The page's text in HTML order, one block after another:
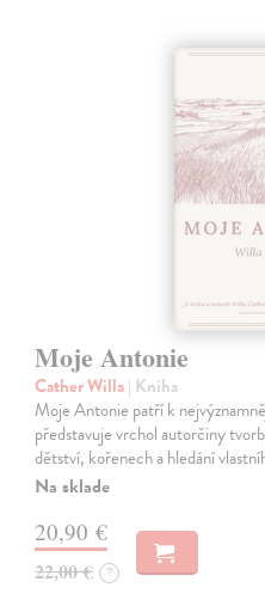
Moje Antonie
Cather Willa| Kniha
Moje Antonie patří k
představuje vrchol autorčiny
dětství, kořenech a hledání
Na sklade
20,90 €
22,00 € ?